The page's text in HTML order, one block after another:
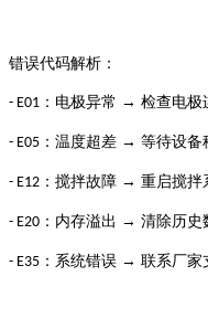
错误代码解析：
- E01 ：电极异常 → 检查电极
- E05 ：温度超差 → 等待设备
- E12 ：搅拌故障 → 重启搅拌
- E20 ：内存溢出 → 清除历史
- E35 ：系统错误 → 联系厂家